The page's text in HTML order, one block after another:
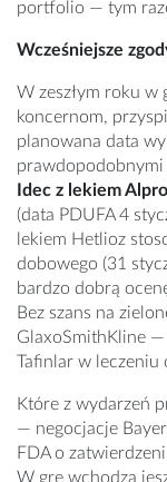
portfolio — tym
Wcześniejsze
W zeszłym roku w
koncernom,
planowana data
prawdopodobnymi
Idec z lekiem
(data PDUFA 4
lekiem Hetlioz
dobowego (31
bardzo dobrą
Bez szans na
GlaxoSmithKline —
Tafinlar w leczeniu
Które z wydarzeń
— negocjacje
FDA o
W grę wchodzą